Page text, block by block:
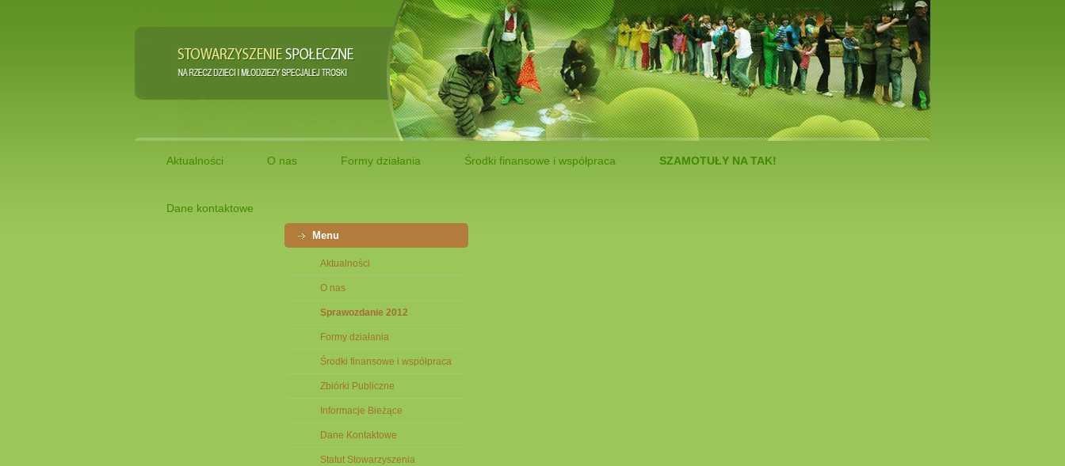
Aktualności O nas Formy działania Środki finansowe i współpraca SZAMOTUŁY NA TAK!
Dane kontaktowe
Menu
Aktualności
O nas
Sprawozdanie 2012
Formy działania
Środki finansowe i współpraca
Zbiórki Publiczne
Informacje Bieżące
Dane Kontaktowe
Statut Stowarzyszenia